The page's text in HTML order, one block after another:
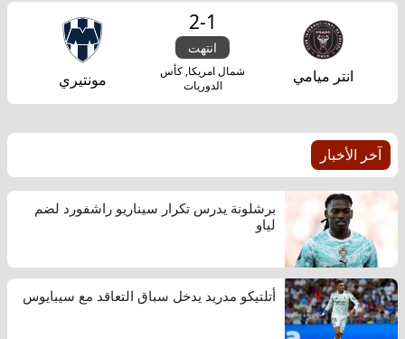
انتر ميامي
1
-
2
انتهت
شمال امريكا, كأس
الدوريات
مونتيري
آخر الأخبار
برشلونة يدرس تكرار سيناريو راشفورد لضم
لياو
أتلتيكو مدريد يدخل سباق التعاقد مع سيبايوس